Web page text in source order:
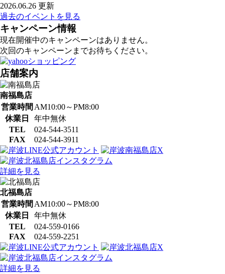
2026.06.26 更新
過去のイベントを見る
キャンペーン情報
現在開催中のキャンペーンはありません。
次回のキャンペーンまでお待ちください。
店舗案内
南福島店
営業時間 AM10:00～PM8:00
休業日
年中無休
TEL
024-544-3511
FAX
024-544-3911
詳細を見る
北福島店
営業時間 AM10:00～PM8:00
休業日
年中無休
TEL
024-559-0166
FAX
024-559-2251
詳細を見る